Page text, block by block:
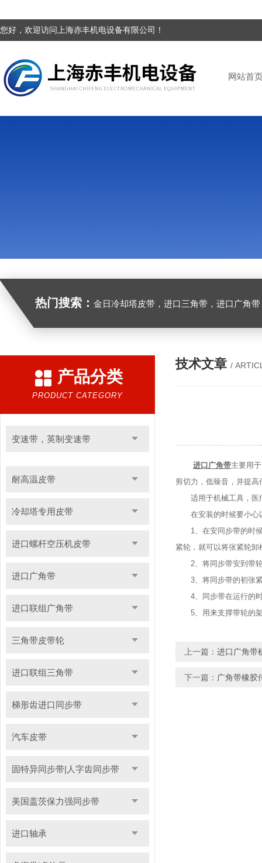
您好，欢迎访问上海赤丰机电设备有限公司！
网站首
热门搜索： 金日冷却塔皮带，进口三角带，进口广角带，进口同步带，进口空压机皮
产品分类
PRODUCT CATEGORY
变速带，英制变速带
耐高温皮带
冷却塔专用皮带
进口螺杆空压机皮带
进口广角带
进口联组广角带
三角带皮带轮
进口联组三角带
梯形齿进口同步带
汽车皮带
固特异同步带|人字齿同步带
美国盖茨保力强同步带
进口轴承
技术文章 /
进口广角带主要用
剪切力，低噪音，并提
适用于机械工具，医
在安装的时候要小心
1、在安同步带的时候
紧轮，就可以将张紧轮
2、将同步带安到带轮
3、将同步带的初张紧
4、同步带在运行的时
5、用来支撑带轮的架
上一篇： 进口广角带
下一篇： 广角带橡胶